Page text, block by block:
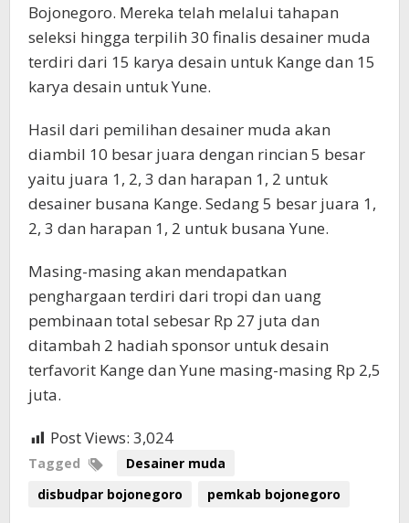
Bojonegoro. Mereka telah melalui tahapan
seleksi hingga terpilih 30 finalis desainer muda
terdiri dari 15 karya desain untuk Kange dan 15
karya desain untuk Yune.
Hasil dari pemilihan desainer muda akan
diambil 10 besar juara dengan rincian 5 besar
yaitu juara 1, 2, 3 dan harapan 1, 2 untuk
desainer busana Kange. Sedang 5 besar juara 1,
2, 3 dan harapan 1, 2 untuk busana Yune.
Masing-masing akan mendapatkan
penghargaan terdiri dari tropi dan uang
pembinaan total sebesar Rp 27 juta dan
ditambah 2 hadiah sponsor untuk desain
terfavorit Kange dan Yune masing-masing Rp 2,5
juta.
Post Views: 3,024
Tagged
Desainer muda
disbudpar bojonegoro
pemkab bojonegoro